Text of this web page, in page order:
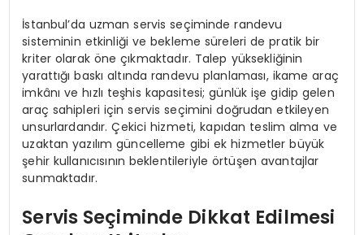
İstanbul’da uzman servis seçiminde randevu
sisteminin etkinliği ve bekleme süreleri de pratik bir
kriter olarak öne çıkmaktadır. Talep yüksekliğinin
yarattığı baskı altında randevu planlaması, ikame araç
imkânı ve hızlı teşhis kapasitesi; günlük işe gidip gelen
araç sahipleri için servis seçimini doğrudan etkileyen
unsurlardandır. Çekici hizmeti, kapıdan teslim alma ve
uzaktan yazılım güncelleme gibi ek hizmetler büyük
şehir kullanıcısının beklentileriyle örtüşen avantajlar
sunmaktadır.
Servis Seçiminde Dikkat Edilmesi